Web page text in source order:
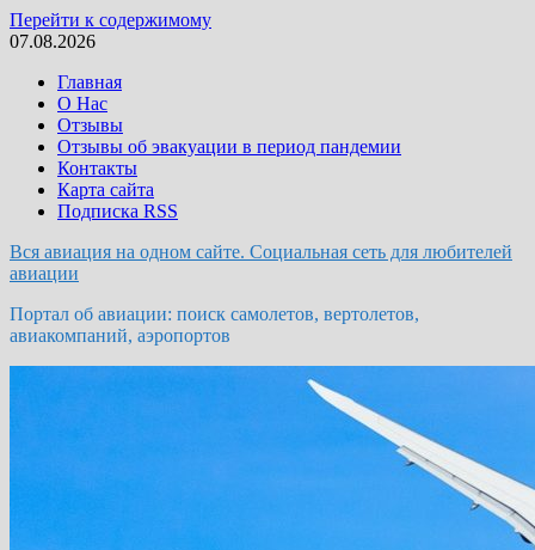
Перейти к содержимому
07.08.2026
Главная
О Нас
Отзывы
Отзывы об эвакуации в период пандемии
Контакты
Карта сайта
Подписка RSS
Вся авиация на одном сайте. Социальная сеть для любителей
авиации
Портал об авиации: поиск самолетов, вертолетов,
авиакомпаний, аэропортов